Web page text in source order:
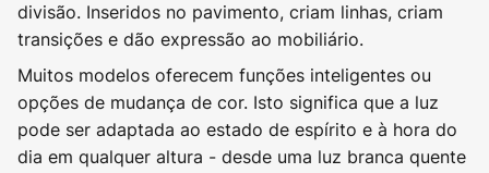
divisão. Inseridos no pavimento, criam linhas, criam
transições e dão expressão ao mobiliário.
Muitos modelos oferecem funções inteligentes ou
opções de mudança de cor. Isto significa que a luz
pode ser adaptada ao estado de espírito e à hora do
dia em qualquer altura - desde uma luz branca quente